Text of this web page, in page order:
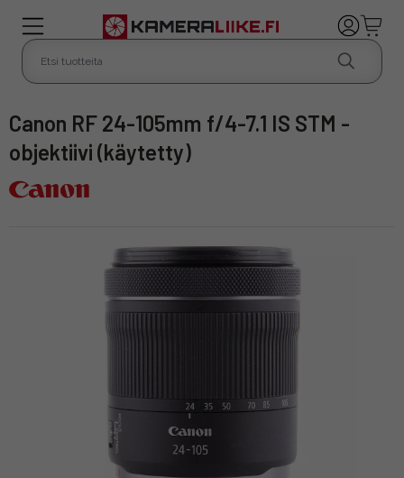
Canon RF 24-105mm f/4-7.1 IS STM -
objektiivi (käytetty)